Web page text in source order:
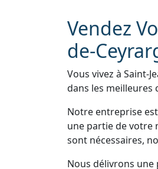
Vendez
de-
Vous vivez à Saint-
dans les meilleures
Notre entreprise
une partie de votre
sont nécessaires,
Nous délivrons